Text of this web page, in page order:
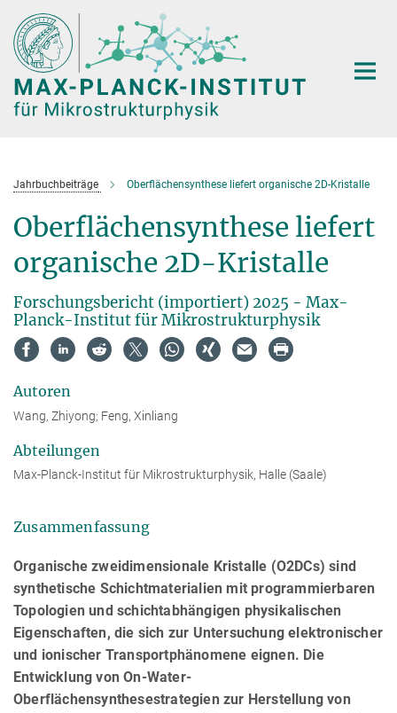
Hauptinhalt
Jahrbuchbeiträge Oberflächensynthese liefert organische 2D-Kristalle
Oberflächensynthese liefert
organische 2D-Kristalle
Forschungsbericht (importiert) 2025 - Max-
Planck-Institut für Mikrostrukturphysik
Autoren
Wang, Zhiyong; Feng, Xinliang
Abteilungen
Max-Planck-Institut für Mikrostrukturphysik, Halle (Saale)
Zusammenfassung
Organische zweidimensionale Kristalle (O2DCs) sind
synthetische Schichtmaterialien mit programmierbaren
Topologien und schichtabhängigen physikalischen
Eigenschaften, die sich zur Untersuchung elektronischer
und ionischer Transportphänomene eignen. Die
Entwicklung von On-Water-
Oberflächensynthesestrategien zur Herstellung von